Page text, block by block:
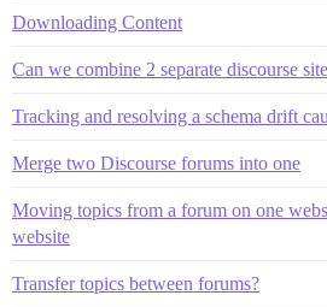
Downloading Content
Can we combine 2 separate discourse
Tracking and resolving a schema drift
Merge two Discourse forums into one
Moving topics from a forum on one
website
Transfer topics between forums?